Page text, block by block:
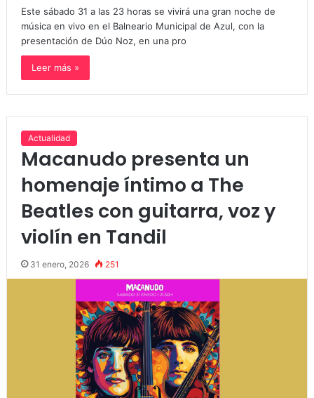
Este sábado 31 a las 23 horas se vivirá una gran noche de
música en vivo en el Balneario Municipal de Azul, con la
presentación de Dúo Noz, en una pro
Leer más »
Actualidad
Macanudo presenta un
homenaje íntimo a The
Beatles con guitarra, voz y
violín en Tandil
31 enero, 2026 251